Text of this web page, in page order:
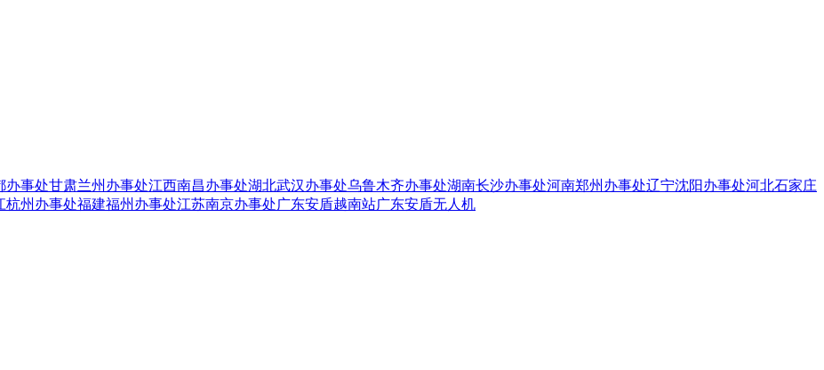
办事处甘肃兰州办事处江西南昌办事处湖北武汉办事处乌鲁木齐办事处湖南长沙办事处河南郑州办事处辽宁沈阳办事处河北石家庄
杭州办事处福建福州办事处江苏南京办事处广东安盾越南站广东安盾无人机